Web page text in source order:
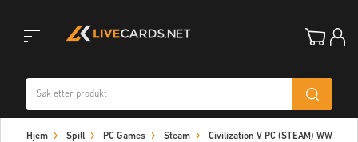
Hjem Spill PC Games Steam Civilization V PC (STEAM) WW